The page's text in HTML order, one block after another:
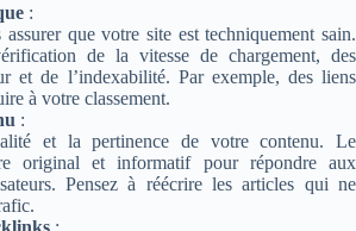
:
que votre site est techniquement sain.
de la vitesse de chargement, des
et de l’indexabilité. Par exemple, des liens
à votre classement.
:
et la pertinence de votre contenu. Le
original et informatif pour répondre aux
Pensez à réécrire les articles qui ne
: